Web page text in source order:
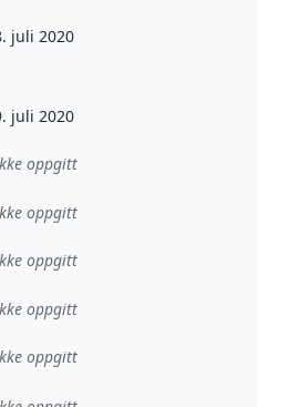
sier når dataene i dette
juli 2020
juli 2020
oppgitt
oppgitt
oppgitt
oppgitt
oppgitt